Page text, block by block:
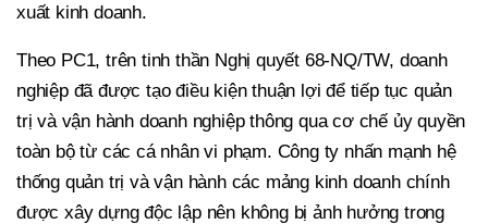
xuất kinh doanh.
Theo PC1, trên tinh thần Nghị quyết 68-NQ/TW, doanh
nghiệp đã được tạo điều kiện thuận lợi để tiếp tục quản
trị và vận hành doanh nghiệp thông qua cơ chế ủy quyền
toàn bộ từ các cá nhân vi phạm. Công ty nhấn mạnh hệ
thống quản trị và vận hành các mảng kinh doanh chính
được xây dựng độc lập nên không bị ảnh hưởng trong